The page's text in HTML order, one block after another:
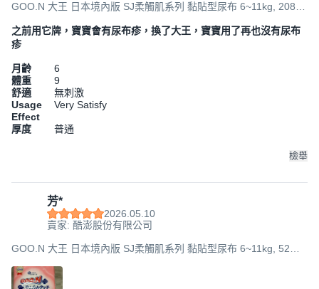
GOO.N 大王 日本境內版 SJ柔觸肌系列 黏貼型尿布 6~11kg, 208
之前用它牌，寶寶會有尿布疹，換了大王，寶寶用了再也沒有尿布
疹
月齡
6
體重
9
舒適
無刺激
Usage
Effect
Very Satisfy
厚度 普通
檢舉
芳*
2026.05.10
賣家: 酷澎股份有限公司
GOO.N 大王 日本境內版 SJ柔觸肌系列 黏貼型尿布 6~11kg, 52片,